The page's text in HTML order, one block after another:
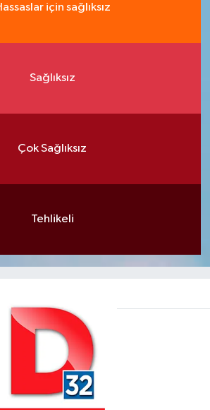
için sağlıksız
Sağlıksız
Çok Sağlıksız
Tehlikeli